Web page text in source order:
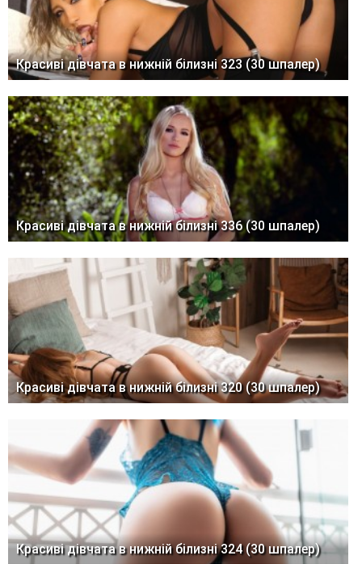
Красиві дівчата в нижній білизні 323 (30 шпалер)
Красиві дівчата в нижній білизні 336 (30 шпалер)
Красиві дівчата в нижній білизні 320 (30 шпалер)
Красиві дівчата в нижній білизні 324 (30 шпалер)